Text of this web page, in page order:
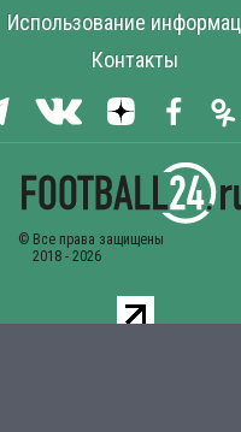
Использование
Контакты